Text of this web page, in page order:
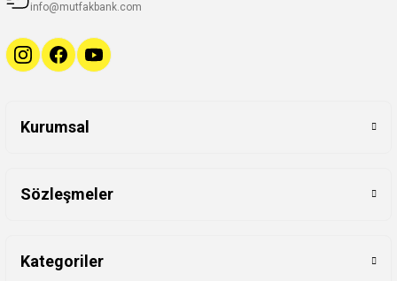
info@mutfakbank.com
Kurumsal
Sözleşmeler
Kategoriler